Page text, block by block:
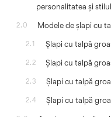
personalitatea și
2.0 Modele de șlapi cu
2.1 Șlapi cu talpă
2.2 Șlapi cu talpă
2.3 Șlapi cu talpă
2.4 Șlapi cu talpă